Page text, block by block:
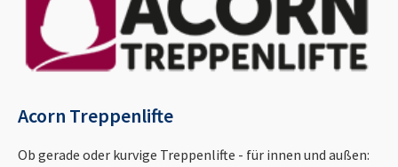
Acorn Treppenlifte
Ob gerade oder kurvige Treppenlifte - für innen und außen: